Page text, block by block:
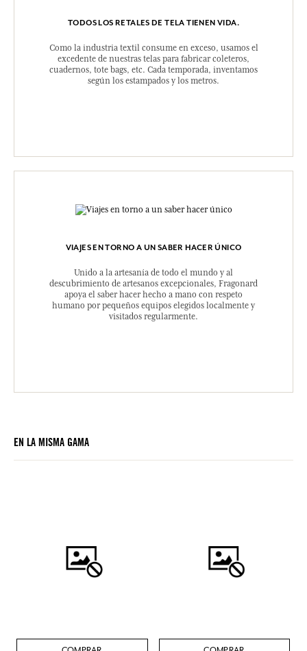
TODOS LOS RETALES DE TELA TIENEN VIDA.
Como la industria textil consume en exceso, usamos el
excedente de nuestras telas para fabricar coleteros,
cuadernos, tote bags, etc. Cada temporada, inventamos
según los estampados y los metros.
VIAJES EN TORNO A UN SABER HACER ÚNICO
Unido a la artesanía de todo el mundo y al
descubrimiento de artesanos excepcionales, Fragonard
apoya el saber hacer hecho a mano con respeto
humano por pequeños equipos elegidos localmente y
visitados regularmente.
EN LA MISMA GAMA